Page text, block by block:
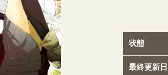
状態
最終更新日